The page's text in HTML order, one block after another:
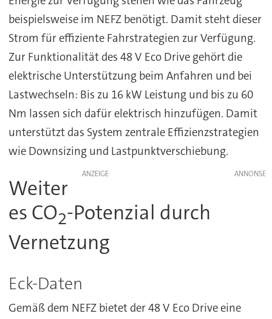
beispielsweise im NEFZ benötigt. Damit steht dieser
Strom für effiziente Fahrstrategien zur Verfügung.
Zur Funktionalität des 48 V Eco Drive gehört die
elektrische Unterstützung beim Anfahren und bei
Lastwechseln: Bis zu 16 kW Leistung und bis zu 60
Nm lassen sich dafür elektrisch hinzufügen. Damit
unterstützt das System zentrale Effizienzstrategien
wie Downsizing und Lastpunktverschiebung.
ANZEIGE
Weiter
es CO2-Potenzial durch
Vernetzung
Eck-Daten
Gemäß dem NEFZ bietet der 48 V Eco Drive eine